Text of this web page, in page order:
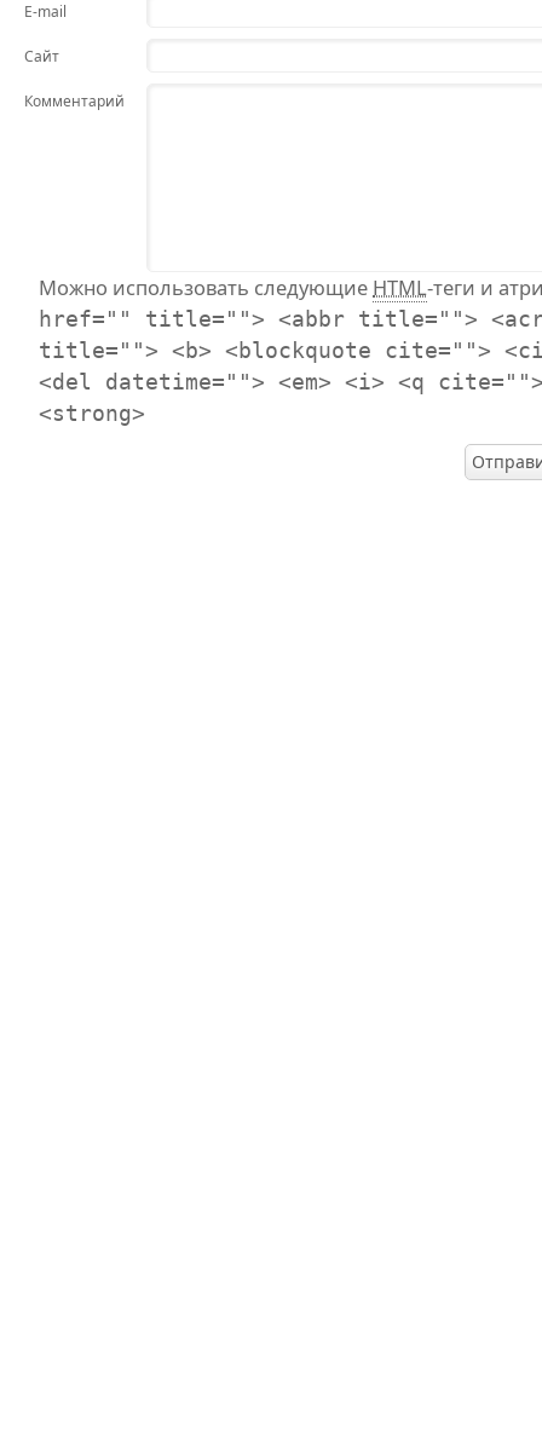
E-mail
Сайт
Комментарий
Можно использовать следующие HTML-теги и
href="" title=""> <abbr title="">
title=""> <b> <blockquote cite="">
<del datetime=""> <em> <i> <q
<strong>